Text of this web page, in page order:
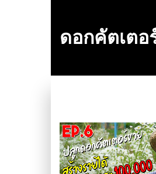
ดอกคัตเตอ